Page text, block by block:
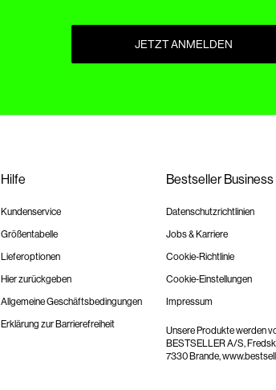
JETZT ANMELDEN
Hilfe
Kundenservice
Größentabelle
Lieferoptionen
Hier zurückgeben
Allgemeine Geschäftsbedingungen
Erklärung zur Barrierefreiheit
Bestseller Business
Datenschutzrichtlinien
Jobs & Karriere
Cookie-Richtlinie
Cookie-Einstellungen
Impressum
Unsere Produkte werden
BESTSELLER A/S,
7330 Brande,